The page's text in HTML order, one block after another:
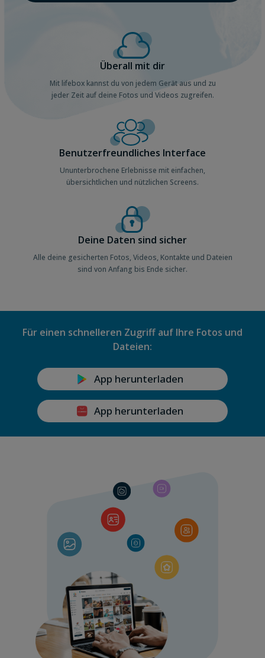
Überall mit dir
Mit lifebox kannst du von jedem Gerät aus und zu
jeder Zeit auf deine Fotos und Videos zugreifen.
Benutzerfreundliches Interface
Ununterbrochene Erlebnisse mit einfachen,
übersichtlichen und nützlichen Screens.
Deine Daten sind sicher
Alle deine gesicherten Fotos, Videos, Kontakte und Dateien
sind von Anfang bis Ende sicher.
Für einen schnelleren Zugriff auf Ihre Fotos und
Dateien:
App herunterladen
App herunterladen